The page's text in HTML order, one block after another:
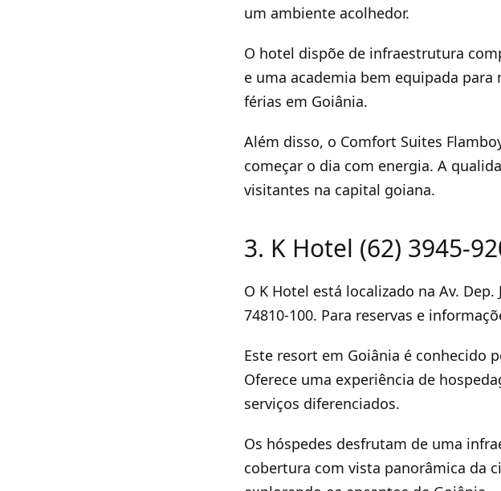
um ambiente acolhedor.
O hotel dispõe de infraestrutura
e uma academia bem equipada
férias em Goiânia.
Além disso, o Comfort Suites
começar o dia com energia. A
visitantes na capital goiana.
3. K Hotel (62) 3945-
O K Hotel está localizado na Av. Dep.
74810-100. Para reservas e
Este resort em Goiânia é conhecido
Oferece uma experiência de
serviços diferenciados.
Os hóspedes desfrutam de uma
cobertura com vista panorâmica da